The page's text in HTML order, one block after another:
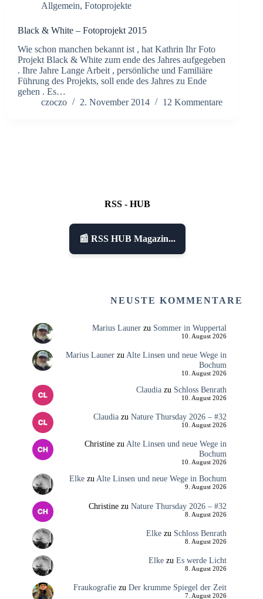
Allgemein, Fotoprojekte
Black & White – Fotoprojekt 2015
Wie schon manchen bekannt ist , hat Kathrin Ihr Foto
Projekt Black & White zum ende des Jahres aufgegeben
. Ihre Jahre Lange Arbeit , persönliche und Familiäre
Führung des Projekts, soll ende des Jahres zu Ende
gehen . Es…
czoczo
2. November 2014 12 Kommentare
RSS - HUB
📰 RSS HUB Magazin...
NEUSTE KOMMENTARE
Marius Launerzu Sommer in Wuppertal
10. August 2026
Marius Launerzu Alte Linsen und neue Wege in
Bochum
10. August 2026
Claudiazu Schloss Benrath
10. August 2026
Claudiazu Nature Thursday 2026 – #32
10. August 2026
ChristinezuAlte Linsen und neue Wege in
Bochum
10. August 2026
ElkezuAlte Linsen und neue Wege in Bochum
9. August 2026
Christinezu Nature Thursday 2026 – #32
8. August 2026
Elkezu Schloss Benrath
8. August 2026
Elkezu Es werde Licht
8. August 2026
Fraukografiezu Der krumme Spiegel der Zeit
7. August 2026